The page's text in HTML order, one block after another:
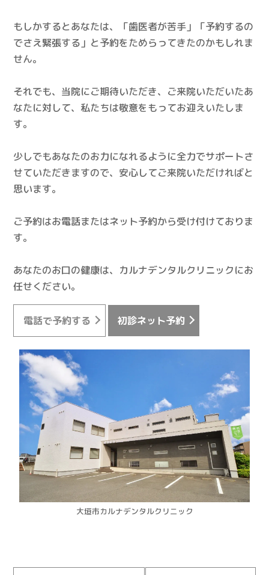
もしかするとあなたは、「歯医者が苦手」「予約するの
でさえ緊張する」と予約をためらってきたのかもしれま
せん。
それでも、当院にご期待いただき、ご来院いただいたあ
なたに対して、私たちは敬意をもってお迎えいたしま
す。
少しでもあなたのお力になれるように全力でサポートさ
せていただきますので、安心してご来院いただければと
思います。
ご予約はお電話またはネット予約から受け付けておりま
す。
あなたのお口の健康は、カルナデンタルクリニックにお
任せください。
電話で予約する 初診ネット予約
大垣市カルナデンタルクリニック